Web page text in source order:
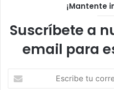
¡Mantente
Suscríbete a
email para